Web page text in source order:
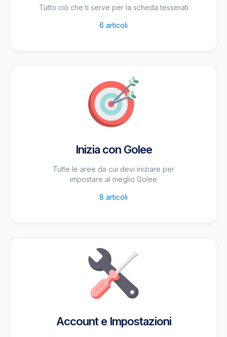
Tutto ciò che ti serve per la scheda tesserati
6 articoli
Inizia con Golee
Tutte le aree da cui devi iniziare per
impostare al meglio Golee
8 articoli
Account e Impostazioni